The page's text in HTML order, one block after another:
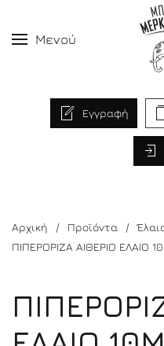
Μενού
Εγγραφή
Αρχική Προϊόντα
ΠΙΠΕΡΟΡΙΖΑ ΑΙΘΕΡΙΟ ΕΛΑΙΟ